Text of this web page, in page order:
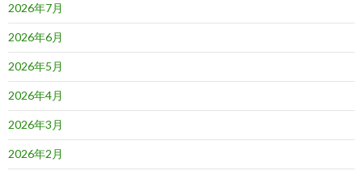
2026年7月
2026年6月
2026年5月
2026年4月
2026年3月
2026年2月